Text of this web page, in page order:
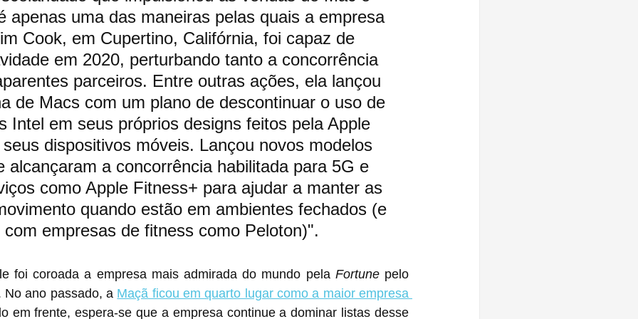
apenas uma das maneiras pelas quais a empresa
Cook, em Cupertino, Califórnia, foi capaz de
em 2020, perturbando tanto a concorrência
parceiros. Entre outras ações, ela lançou
de Macs com um plano de descontinuar o uso de
Intel em seus próprios designs feitos pela Apple
dispositivos móveis. Lançou novos modelos
alcançaram a concorrência habilitada para 5G e
como Apple Fitness+ para ajudar a manter as
quando estão em ambientes fechados (e
empresas de fitness como Peloton)".
foi coroada a empresa mais admirada do mundo pela Fortune pelo
No ano passado, a Maçã ficou em quarto lugar como a maior empresa
em frente, espera-se que a empresa continue a dominar listas desse